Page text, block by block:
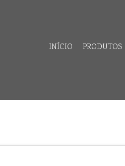
INÍCIO PRODUTOS